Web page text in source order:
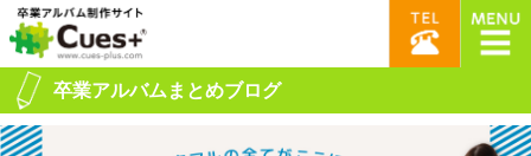
卒業アルバムまとめブログ